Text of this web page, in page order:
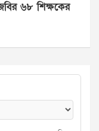
জবির ৬৮ শিক্ষকের